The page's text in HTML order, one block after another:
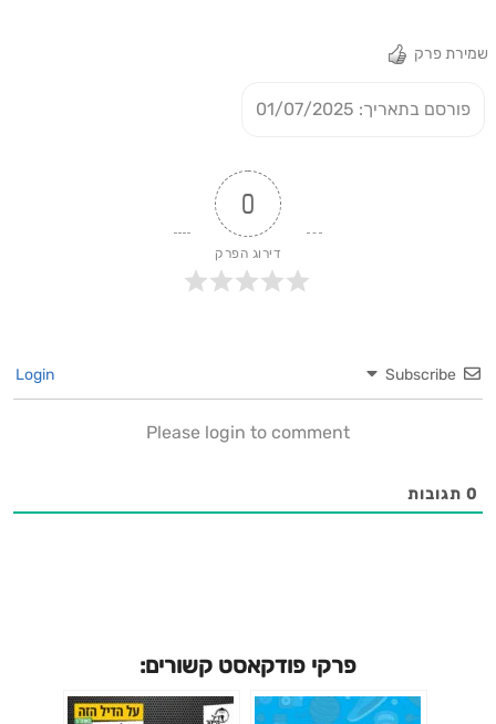
שמירת פרק
פורסם בתאריך: 01/07/2025
0
דירוג הפרק
Subscribe
Please login to comment
0 תגובות
פרקי פודקאסט קשורים: